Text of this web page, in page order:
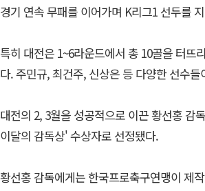
경기 연속 무패를 이어가며 K리그1 선두를
특히 대전은 1~6라운드에서 총 10골을 터뜨
다. 주민규, 최건주, 신상은 등 다양한 선수
대전의 2, 3월을 성공적으로 이끈 황선홍 감
이달의 감독상' 수상자로 선정됐다.
황선홍 감독에게는 한국프로축구연맹이 제